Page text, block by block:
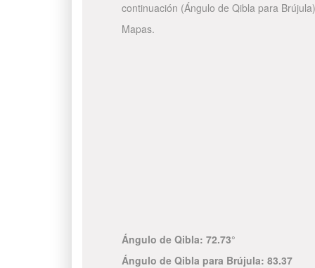
continuación (Ángulo de Qibla para
Mapas.
Ángulo de Qibla: 72.73°
Ángulo de Qibla para Brújula: 83.37